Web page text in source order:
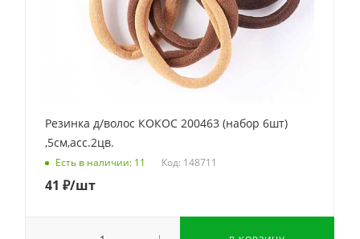
Резинка д/волос КОКОС 200463 (набор 6шт)
,5см,асс.2цв.
Есть в наличии: 11 Код: 148711
41 ₽/шт